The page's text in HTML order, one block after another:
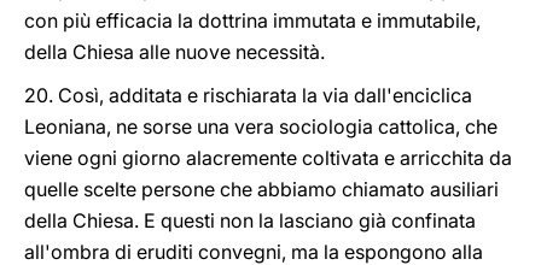
con più efficacia la dottrina immutata e immutabile,
della Chiesa alle nuove necessità.
20. Così, additata e rischiarata la via dall'enciclica
Leoniana, ne sorse una vera sociologia cattolica, che
viene ogni giorno alacremente coltivata e arricchita da
quelle scelte persone che abbiamo chiamato ausiliari
della Chiesa. E questi non la lasciano già confinata
all'ombra di eruditi convegni, ma la espongono alla